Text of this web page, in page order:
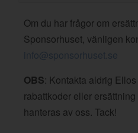
Om du har frågor om
Sponsorhuset, vänligen
info@sponsorhuset.se
OBS: Kontakta aldrig
rabattkoder eller
hanteras av oss. Tack!